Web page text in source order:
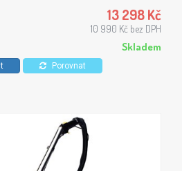
13 298 Kč
10 990 Kč bez DPH
Skladem
Porovnat